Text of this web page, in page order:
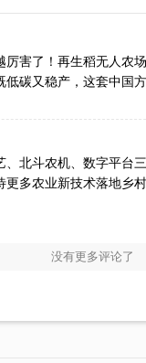
害了！再生稻无人农
碳又稳产，这套中国
北斗农机、数字平台
多农业新技术落地乡村
没有更多评论了